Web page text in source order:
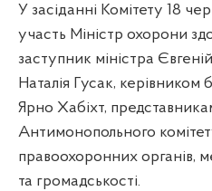
У засіданні Комітету 18
участь Міністр охорони
заступник міністра
Наталія Гусак,
Ярно Хабіхт,
Антимонопольного
правоохоронних органів,
та громадськості.